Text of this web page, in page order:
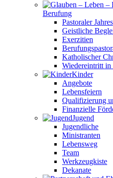
Berufung
Pastoraler
Geistliche
Exerzitien
Katholischer
Wiedereintritt
Kinder
Angebote
Lebensfeiern
Qualifizierung
Finanzielle
Jugend
Jugendliche
Ministranten
Lebensweg
Team
Werkzeugkiste
Dekanate